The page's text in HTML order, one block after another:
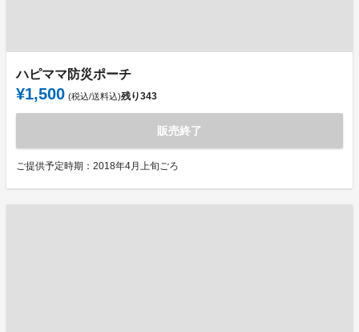
ハピママ防災ポーチ
¥1,500 (税込/送料込)残り343
販売終了
ご提供予定時期：2018年4月上旬ごろ